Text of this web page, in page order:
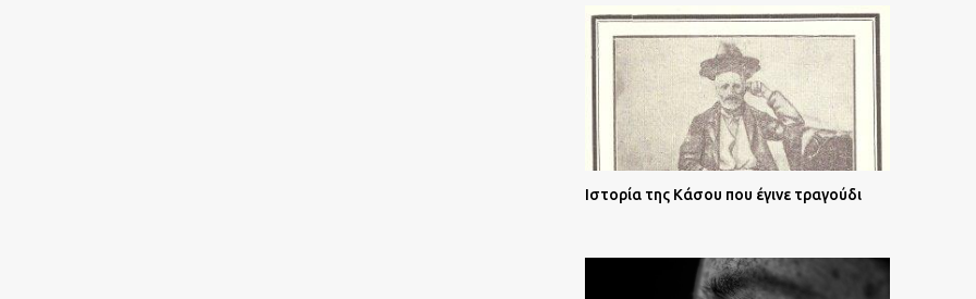
Ιστορία της Κάσου που έγινε τραγούδι